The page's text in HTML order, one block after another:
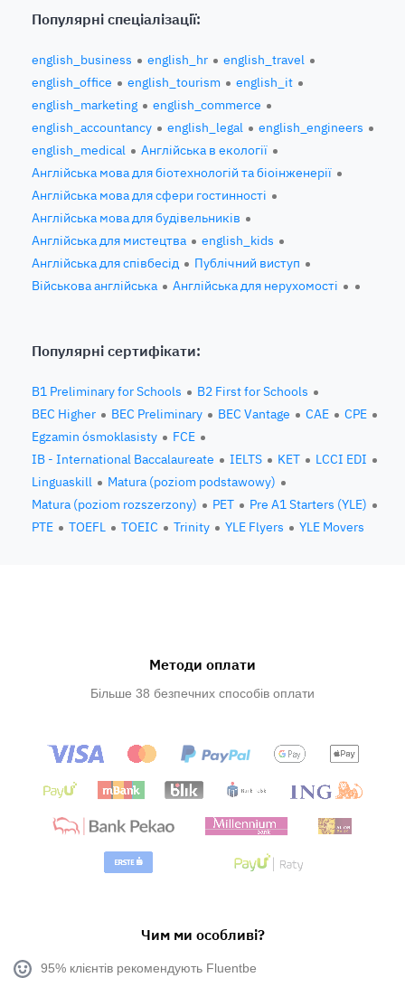
Популярні спеціалізації:
english_business english_hr
english_travel
english_office
english_tourism
english_it
english_marketing
english_commerce
english_accountancy
english_legal
english_engineers
english_medical
Англійська в екології
Англійська мова для біотехнологій та біоінженерії
Англійська мова для сфери гостинності
Англійська мова для будівельників
Англійська для мистецтва
english_kids
Англійська для співбесід
Публічний виступ
Військова англійська
Англійська для нерухомості
Популярні сертифікати:
B1 Preliminary for Schools
B2 First for Schools
BEC Higher
BEC Preliminary BEC Vantage CAE
CPE
Egzamin ósmoklasisty
FCE
IB - International Baccalaureate
IELTS KET
LCCI EDI
Linguaskill
Matura (poziom podstawowy)
Matura (poziom rozszerzony)
PET
Pre A1 Starters (YLE)
PTE
TOEFL TOEIC Trinity YLE Flyers YLE Movers
Методи оплати
Більше 38 безпечних способів оплати
Чим ми особливі?
95% клієнтів рекомендують Fluentbe